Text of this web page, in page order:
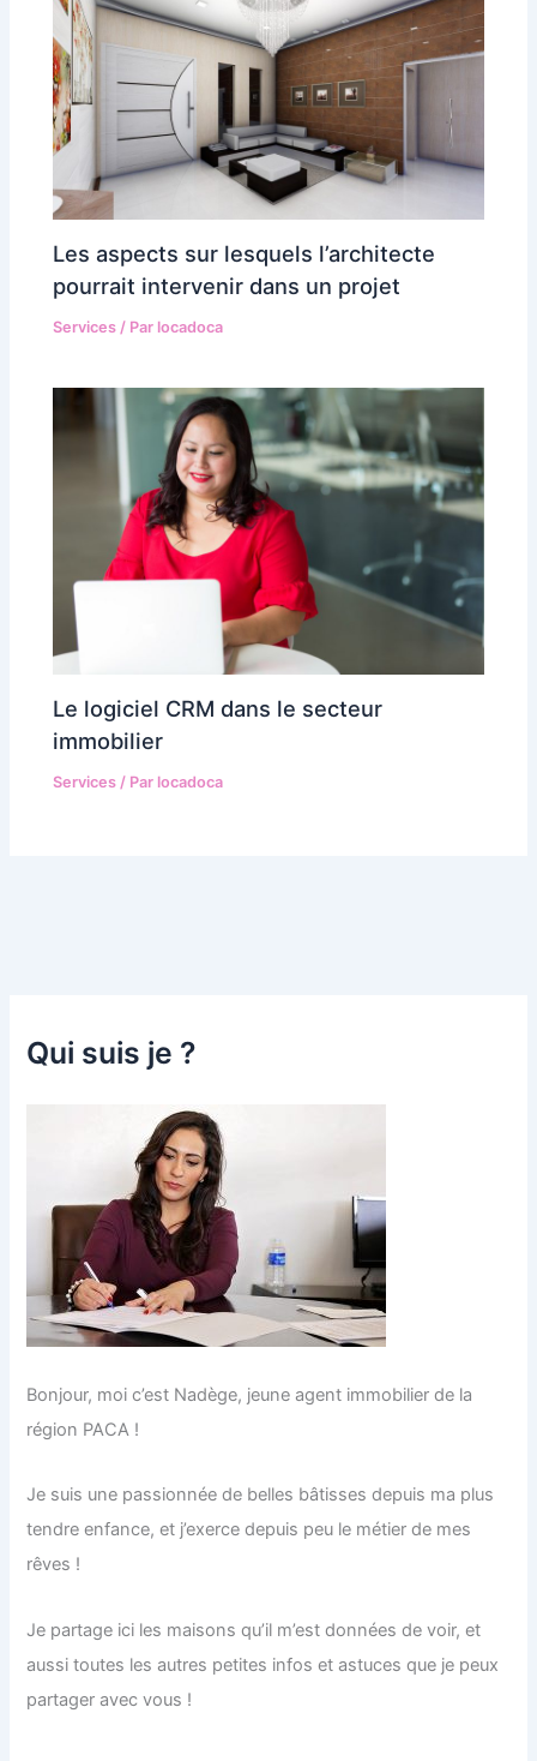
Les aspects sur lesquels l’architecte
pourrait intervenir dans un projet
Services / Par locadoca
Le logiciel CRM dans le secteur
immobilier
Services / Par locadoca
Qui suis je ?
Bonjour, moi c’est Nadège, jeune agent immobilier de la
région PACA !
Je suis une passionnée de belles bâtisses depuis ma plus
tendre enfance, et j’exerce depuis peu le métier de mes
rêves !
Je partage ici les maisons qu’il m’est données de voir, et
aussi toutes les autres petites infos et astuces que je peux
partager avec vous !